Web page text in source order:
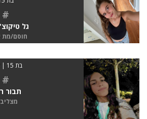
#
גל
חוסם/מת
בת 15 | 162
#
תבור